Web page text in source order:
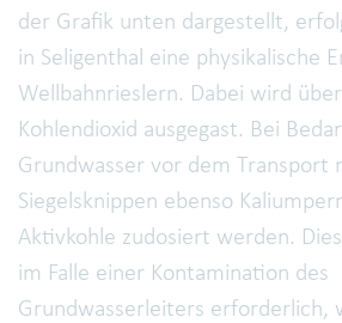
der Grafik unten dargestellt,
in Seligenthal eine physikalische
Wellbahnrieslern. Dabei wird
Kohlendioxid ausgegast. Bei
Grundwasser vor dem Transport
Siegelsknippen ebenso
Aktivkohle zudosiert werden.
im Falle einer Kontamination des
Grundwasserleiters erforderlich,